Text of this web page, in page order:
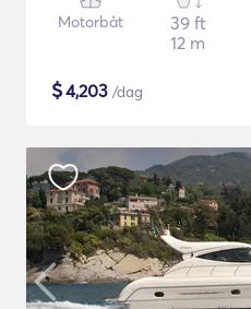
Motorbåt
39 ft
12 m
$4,203 /dag